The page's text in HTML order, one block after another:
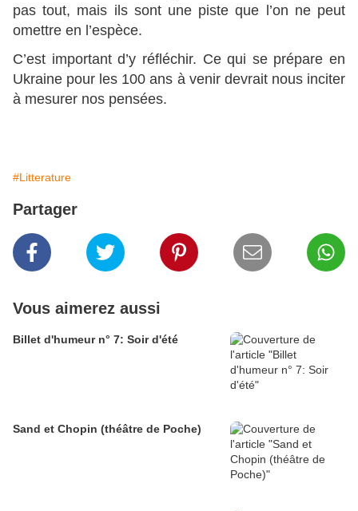
pas tout, mais ils sont une piste que l’on ne peut
omettre en l’espèce.
C’est important d’y réfléchir. Ce qui se prépare en
Ukraine pour les 100 ans à venir devrait nous inciter
à mesurer nos pensées.
#Litterature
Partager
Vous aimerez aussi
Billet d'humeur n° 7: Soir d'été
Sand et Chopin (théâtre de Poche)